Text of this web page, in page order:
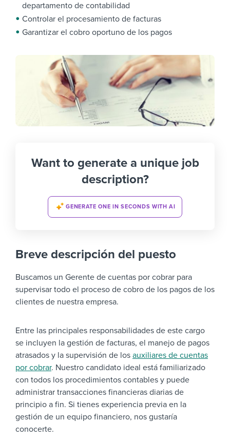
departamento de contabilidad
Controlar el procesamiento de facturas
Garantizar el cobro oportuno de los pagos
Want to generate a unique job
description?
GENERATE ONE IN SECONDS WITH AI
Breve descripción del puesto
Buscamos un Gerente de cuentas por cobrar para
supervisar todo el proceso de cobro de los pagos de los
clientes de nuestra empresa.
Entre las principales responsabilidades de este cargo
se incluyen la gestión de facturas, el manejo de pagos
atrasados y la supervisión de los auxiliares de cuentas
por cobrar. Nuestro candidato ideal está familiarizado
con todos los procedimientos contables y puede
administrar transacciones financieras diarias de
principio a fin. Si tienes experiencia previa en la
gestión de un equipo financiero, nos gustaría
conocerte.